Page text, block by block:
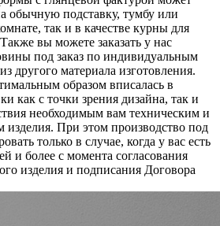
обычную подставку, тумбу или
так и в качестве курны для
вы можете заказать у нас
под заказ по индивидуальным
другого материала изготовления.
образом вписалась в
как с точки зрения дизайна, так и
необходимым вам техническим и
изделия. При этом производство под
только в случае, когда у вас есть
и более с момента согласования
изделия и подписания Договора